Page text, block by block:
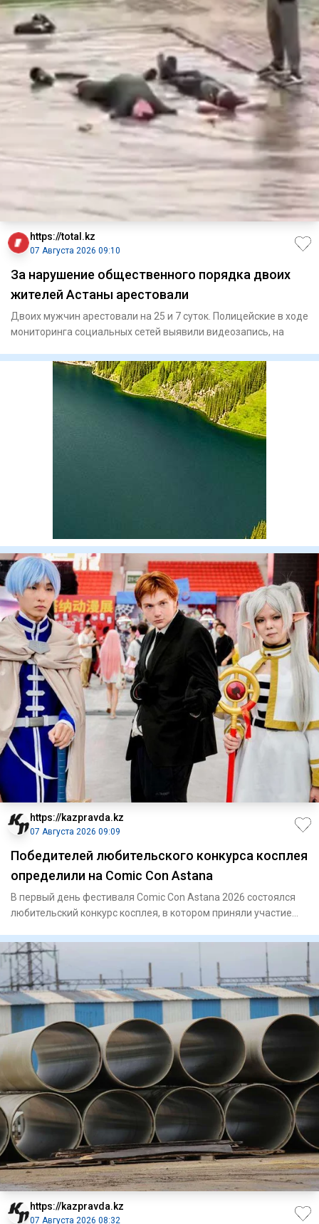
https://total.kz
07 Августа 2026 09:10
За нарушение общественного порядка двоих
жителей Астаны арестовали
Двоих мужчин арестовали на 25 и 7 суток. Полицейские в ходе
мониторинга социальных сетей выявили видеозапись, на
https://kazpravda.kz
07 Августа 2026 09:09
Победителей любительского конкурса косплея
определили на Comic Con Astana
В первый день фестиваля Comic Con Astana 2026 состоялся
любительский конкурс косплея, в котором приняли участие
https://kazpravda.kz
07 Августа 2026 08:32